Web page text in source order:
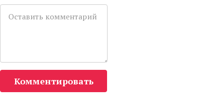
Комментировать